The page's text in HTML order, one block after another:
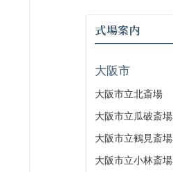
式場案内
大阪市
大阪市立北斎場
大阪市立瓜破斎場
大阪市立鶴見斎場
大阪市立小林斎場